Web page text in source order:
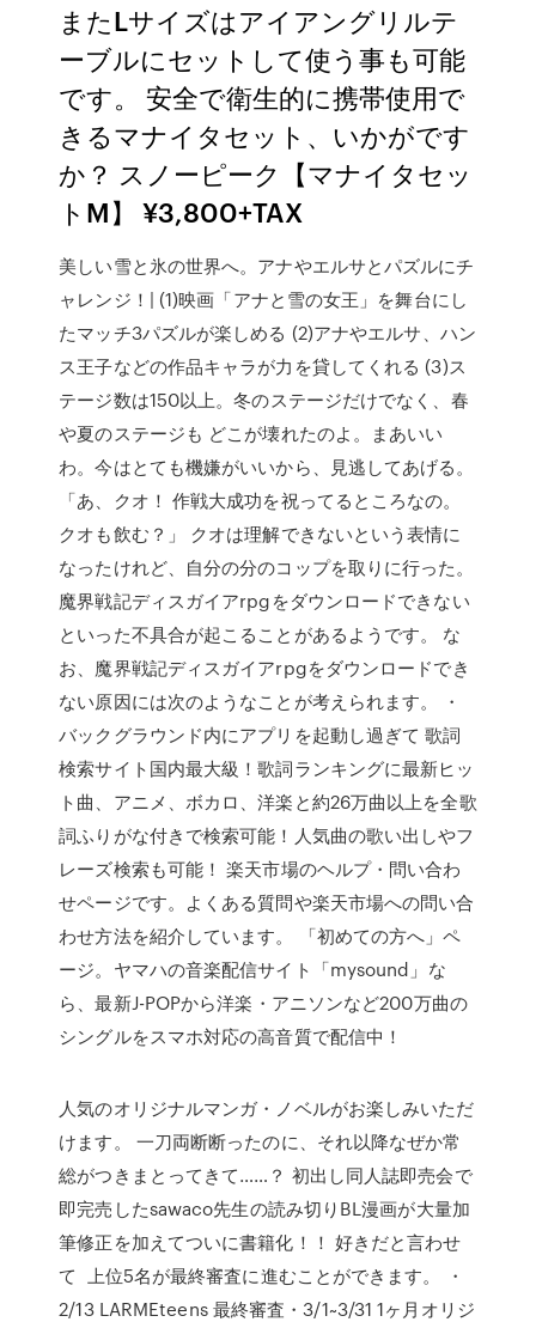
またLサイズはアイアングリルテ
ーブルにセットして使う事も可能
です。 安全で衛生的に携帯使用で
きるマナイタセット、いかがです
か？ スノーピーク【マナイタセッ
トM】 ¥3,800+TAX
美しい雪と氷の世界へ。アナやエルサとパズルにチ
ャレンジ！| (1)映画「アナと雪の女王」を舞台にし
たマッチ3パズルが楽しめる (2)アナやエルサ、ハン
ス王子などの作品キャラが力を貸してくれる (3)ス
テージ数は150以上。冬のステージだけでなく、春
や夏のステージも どこが壊れたのよ。まあいい
わ。今はとても機嫌がいいから、見逃してあげる。
「あ、クオ！ 作戦大成功を祝ってるところなの。
クオも飲む？」 クオは理解できないという表情に
なったけれど、自分の分のコップを取りに行った。
魔界戦記ディスガイアrpgをダウンロードできない
といった不具合が起こることがあるようです。 な
お、魔界戦記ディスガイアrpgをダウンロードでき
ない原因には次のようなことが考えられます。 ・
バックグラウンド内にアプリを起動し過ぎて 歌詞
検索サイト国内最大級！歌詞ランキングに最新ヒッ
ト曲、アニメ、ボカロ、洋楽と約26万曲以上を全歌
詞ふりがな付きで検索可能！人気曲の歌い出しやフ
レーズ検索も可能！ 楽天市場のヘルプ・問い合わ
せページです。よくある質問や楽天市場への問い合
わせ方法を紹介しています。 「初めての方へ」ペ
ージ。ヤマハの音楽配信サイト「mysound」な
ら、最新J-POPから洋楽・アニソンなど200万曲の
シングルをスマホ対応の高音質で配信中！
人気のオリジナルマンガ・ノベルがお楽しみいただ
けます。 一刀両断断ったのに、それ以降なぜか常
総がつきまとってきて……？ 初出し同人誌即売会で
即完売したsawaco先生の読み切りBL漫画が大量加
筆修正を加えてついに書籍化！！ 好きだと言わせ
て 上位5名が最終審査に進むことができます。 ・
2/13 LARMEteens 最終審査・3/1~3/31 1ヶ月オリジ